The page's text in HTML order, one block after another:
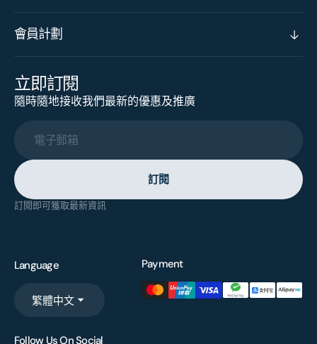
會員計劃
立即訂閱
隨時隨地接收我們最新的優惠及推廣
電子郵箱
訂閱
訂閱即可獲取最新資訊
Language
繁體中文
Payment
Follow Us On Social